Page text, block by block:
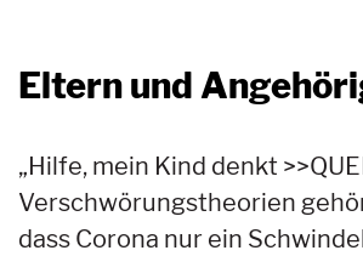
Eltern und
„Hilfe, mein Kind denkt
Verschwörungstheorien
dass Corona nur ein